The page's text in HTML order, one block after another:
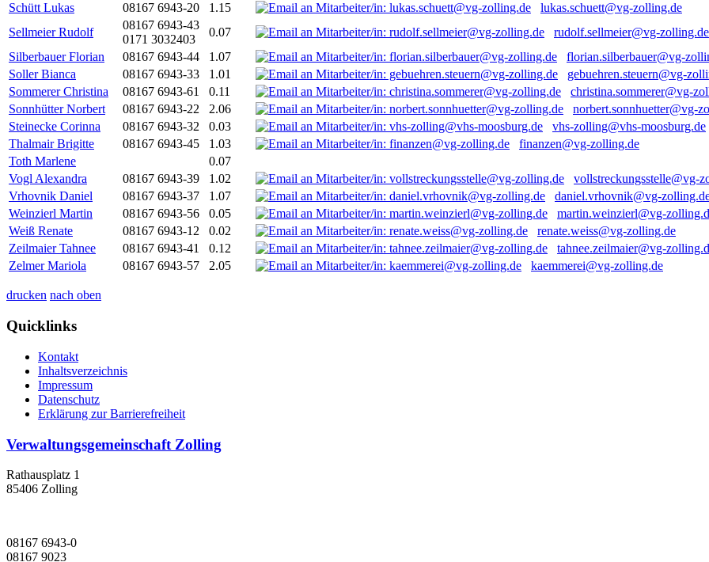
Schütt Lukas
08167 6943-20 1.15
lukas.schuett@vg-zolling.de
Sellmeier Rudolf
08167 6943-43
0171 3032403
0.07
rudolf.sellmeier@vg-zolling.de
Silberbauer Florian
08167 6943-44 1.07
florian.silberbauer@vg-
Soller Bianca
08167 6943-33 1.01
gebuehren.steuern@vg-
Sommerer Christina
08167 6943-61 0.11
christina.sommerer@vg-
Sonnhütter Norbert
08167 6943-22 2.06
norbert.sonnhuetter@vg-
Steinecke Corinna
08167 6943-32 0.03
vhs-zolling@vhs-moosburg.de
Thalmair Brigitte
08167 6943-45 1.03
finanzen@vg-zolling.de
Toth Marlene
0.07
Vogl Alexandra
08167 6943-39 1.02
vollstreckungsstelle@vg-
Vrhovnik Daniel
08167 6943-37 1.07
daniel.vrhovnik@vg-
Weinzierl Martin
08167 6943-56 0.05
martin.weinzierl@vg-
Weiß Renate
08167 6943-12 0.02
renate.weiss@vg-zolling.de
Zeilmaier Tahnee
08167 6943-41 0.12
tahnee.zeilmaier@vg-
Zelmer Mariola
08167 6943-57 2.05 kaemmerei@vg-zolling.de
drucken nach oben
Quicklinks
Kontakt
Inhaltsverzeichnis
Impressum
Datenschutz
Erklärung zur Barrierefreiheit
Verwaltungsgemeinschaft Zolling
Rathausplatz 1
85406 Zolling
08167 6943-0
08167 9023